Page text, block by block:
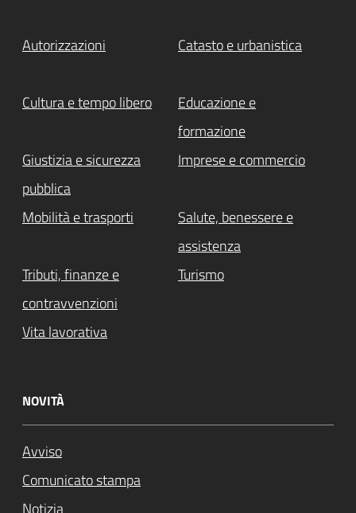
Autorizzazioni Catasto e urbanistica
Cultura e tempo libero
Educazione e
formazione
Giustizia e sicurezza
pubblica
Imprese e commercio
Mobilità e trasporti
Salute, benessere e
assistenza
Tributi, finanze e
contravvenzioni
Turismo
Vita lavorativa
NOVITÀ
Avviso
Comunicato stampa
Notizia